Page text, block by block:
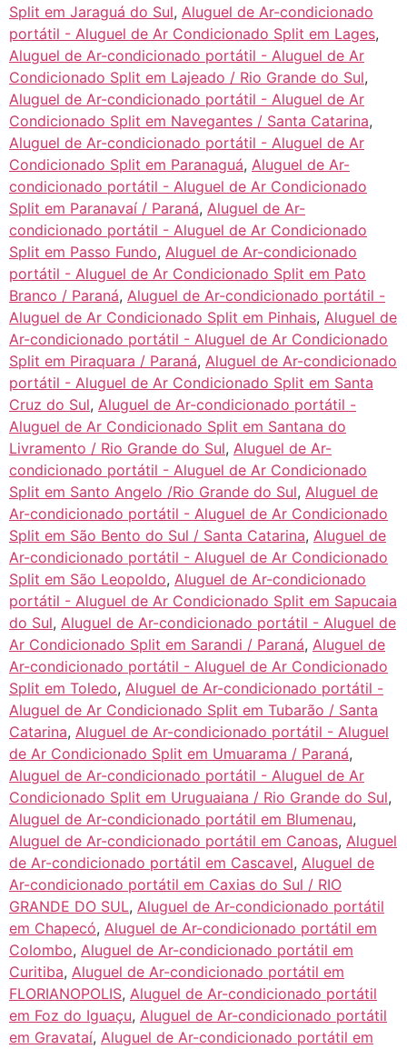
Split em Jaraguá do Sul, Aluguel de Ar-condicionado
portátil - Aluguel de Ar Condicionado Split em Lages,
Aluguel de Ar-condicionado portátil - Aluguel de Ar
Condicionado Split em Lajeado / Rio Grande do Sul,
Aluguel de Ar-condicionado portátil - Aluguel de Ar
Condicionado Split em Navegantes / Santa Catarina,
Aluguel de Ar-condicionado portátil - Aluguel de Ar
Condicionado Split em Paranaguá, Aluguel de Ar-
condicionado portátil - Aluguel de Ar Condicionado
Split em Paranavaí / Paraná, Aluguel de Ar-
condicionado portátil - Aluguel de Ar Condicionado
Split em Passo Fundo, Aluguel de Ar-condicionado
portátil - Aluguel de Ar Condicionado Split em Pato
Branco / Paraná, Aluguel de Ar-condicionado portátil -
Aluguel de Ar Condicionado Split em Pinhais, Aluguel de
Ar-condicionado portátil - Aluguel de Ar Condicionado
Split em Piraquara / Paraná, Aluguel de Ar-condicionado
portátil - Aluguel de Ar Condicionado Split em Santa
Cruz do Sul, Aluguel de Ar-condicionado portátil -
Aluguel de Ar Condicionado Split em Santana do
Livramento / Rio Grande do Sul, Aluguel de Ar-
condicionado portátil - Aluguel de Ar Condicionado
Split em Santo Angelo /Rio Grande do Sul, Aluguel de
Ar-condicionado portátil - Aluguel de Ar Condicionado
Split em São Bento do Sul / Santa Catarina, Aluguel de
Ar-condicionado portátil - Aluguel de Ar Condicionado
Split em São Leopoldo, Aluguel de Ar-condicionado
portátil - Aluguel de Ar Condicionado Split em Sapucaia
do Sul, Aluguel de Ar-condicionado portátil - Aluguel de
Ar Condicionado Split em Sarandi / Paraná, Aluguel de
Ar-condicionado portátil - Aluguel de Ar Condicionado
Split em Toledo, Aluguel de Ar-condicionado portátil -
Aluguel de Ar Condicionado Split em Tubarão / Santa
Catarina, Aluguel de Ar-condicionado portátil - Aluguel
de Ar Condicionado Split em Umuarama / Paraná,
Aluguel de Ar-condicionado portátil - Aluguel de Ar
Condicionado Split em Uruguaiana / Rio Grande do Sul,
Aluguel de Ar-condicionado portátil em Blumenau,
Aluguel de Ar-condicionado portátil em Canoas, Aluguel
de Ar-condicionado portátil em Cascavel, Aluguel de
Ar-condicionado portátil em Caxias do Sul / RIO
GRANDE DO SUL, Aluguel de Ar-condicionado portátil
em Chapecó, Aluguel de Ar-condicionado portátil em
Colombo, Aluguel de Ar-condicionado portátil em
Curitiba, Aluguel de Ar-condicionado portátil em
FLORIANOPOLIS, Aluguel de Ar-condicionado portátil
em Foz do Iguaçu, Aluguel de Ar-condicionado portátil
em Gravataí, Aluguel de Ar-condicionado portátil em